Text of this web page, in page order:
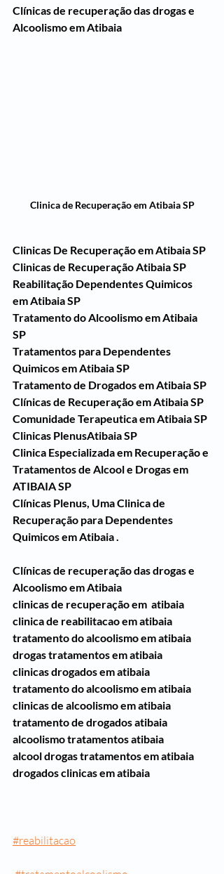
Clínicas de recuperação das drogas e
Alcoolismo em Atibaia
Clinica de Recuperação em Atibaia SP
Clinicas De Recuperação em Atibaia SP
Clinicas de Recuperação Atibaia SP
Reabilitação Dependentes Quimicos
em Atibaia SP
Tratamento do Alcoolismo em Atibaia
SP
Tratamentos para Dependentes
Quimicos em Atibaia SP
Tratamento de Drogados em Atibaia SP
Clínicas de Recuperação em Atibaia SP
Comunidade Terapeutica em Atibaia SP
Clinicas PlenusAtibaia SP
Clinica Especializada em Recuperação e
Tratamentos de Alcool e Drogas em
ATIBAIA SP
Clínicas Plenus, Uma Clinica de
Recuperação para Dependentes
Quimicos em Atibaia .
Clínicas de recuperação das drogas e
Alcoolismo em Atibaia
clinicas de recuperação em  atibaia
clinica de reabilitacao em atibaia
tratamento do alcoolismo em atibaia
drogas tratamentos em atibaia
clinicas drogados em atibaia
tratamento do alcoolismo em atibaia
clinicas de alcoolismo em atibaia
tratamento de drogados atibaia
alcoolismo tratamentos atibaia
alcool drogas tratamentos em atibaia
drogados clinicas em atibaia
#reabilitacao